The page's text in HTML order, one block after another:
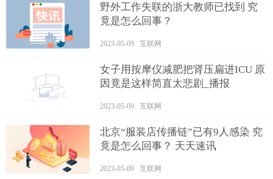
野外工作失联的浙大教师已找到 究
竟是怎么回事？
2023-05-09 互联网
女子用按摩仪减肥把肾压扁进ICU 原
因竟是这样简直太悲剧_播报
2023-05-09 互联网
北京“服装店传播链”已有9人感染 究
竟是怎么回事？ 天天速讯
2023-05-09 互联网